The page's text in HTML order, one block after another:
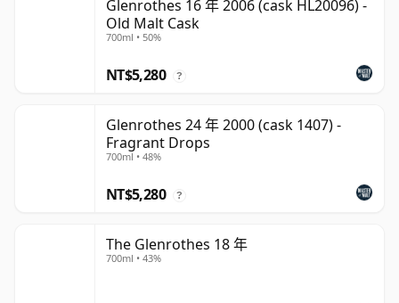
Glenrothes 16 年 2006 (cask HL20096) -
Old Malt Cask
700ml • 50%
NT$5,280 ?
Glenrothes 24 年 2000 (cask 1407) -
Fragrant Drops
700ml • 48%
NT$5,280 ?
The Glenrothes 18 年
700ml • 43%